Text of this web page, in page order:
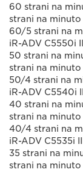
60 strani na
strani na
60/5 strani na
iR-ADV C5550i III
50 strani na
strani na
50/4 strani na
iR-ADV C5540i III
40 strani na
strani na
40/4 strani na
iR-ADV C5535i III
35 strani na
strani na